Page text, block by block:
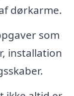
dørkarme.
som
installation